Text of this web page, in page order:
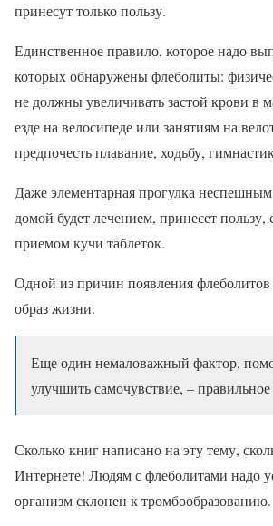
принесут только пользу.
Единственное правило, которое надо
которых обнаружены флеболиты:
не должны увеличивать застой крови в
езде на велосипеде или занятиям на
предпочесть плавание, ходьбу,
Даже элементарная прогулка
домой будет лечением, принесет
приемом кучи таблеток.
Одной из причин появления флеболитов
образ жизни.
Еще один немаловажный фактор,
улучшить самочувствие, –
Сколько книг написано на эту тему,
Интернете! Людям с флеболитами надо
организм склонен к тромбообразованию.